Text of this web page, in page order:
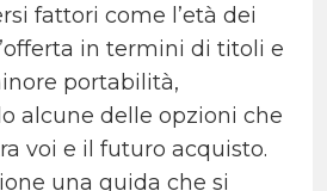
fattori come l’età dei
in termini di titoli e
portabilità,
alcune delle opzioni che
voi e il futuro acquisto.
una guida che si